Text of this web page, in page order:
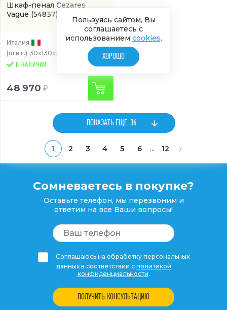
Шкаф-пенал Cezares
Vague (54837)
Италия
(ш.в.г.) 30x130x39см
В НАЛИЧИИ
48 970
ПОКАЗАТЬ ЕЩЕ 36
1 2 3 4 5 6 ... 12
Сомневаетесь в покупке?
Оставьте телефон, мы перезвоним и
ответим на все Ваши вопросы!
Соглашаюсь на обработку персональных
данных в соответствии с политикой
конфиденциальности.
ПОЛУЧИТЬ КОНСУЛЬТАЦИЮ
Пользуясь сайтом, Вы
соглашаетесь с
использованием cookies.
ХОРОШО